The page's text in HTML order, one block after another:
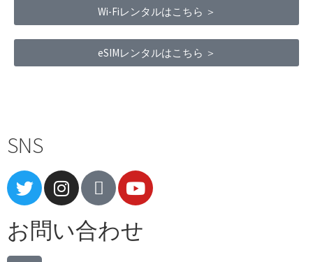
Wi-Fiレンタルはこちら ＞
eSIMレンタルはこちら ＞
SNS
お問い合わせ